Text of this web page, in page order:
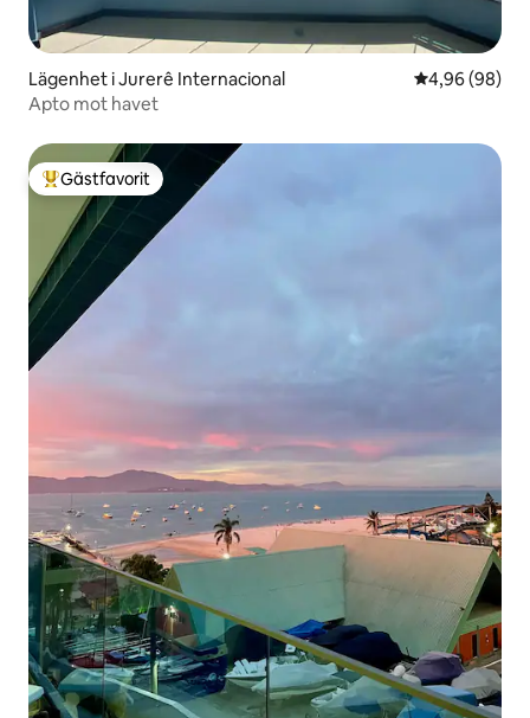
Lägenhet i Jurerê Internacional 4,96 av 5 i
4,96 (98)
Apto mot havet
Populär gästfavorit
Gästfavorit